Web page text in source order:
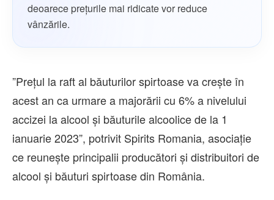
deoarece prețurile mai ridicate vor reduce
vânzările.
”Preţul la raft al băuturilor spirtoase va creşte în
acest an ca urmare a majorării cu 6% a nivelului
accizei la alcool şi băuturile alcoolice de la 1
ianuarie 2023”, potrivit Spirits Romania, asociaţie
ce reuneşte principalii producători şi distribuitori de
alcool şi băuturi spirtoase din România.